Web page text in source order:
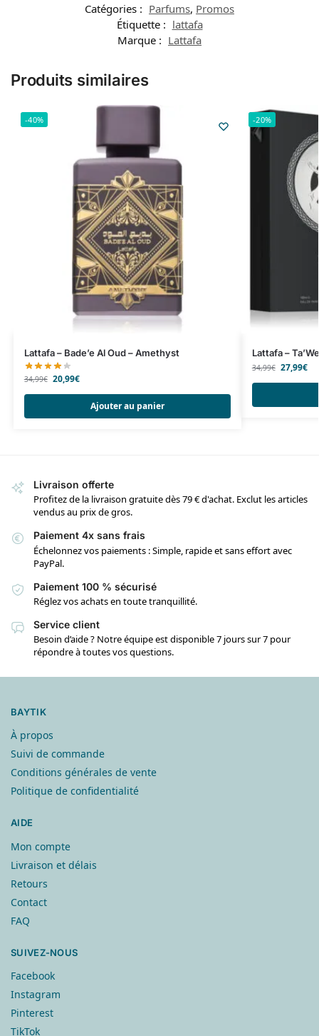
Catégories : Parfums, Promos
Étiquette : lattafa
Marque : Lattafa
Produits similaires
-40%
Lattafa – Bade’e Al Oud – Amethyst
34,99€ 20,99€
Ajouter au panier
-20%
Lattafa –
34,99€ 27,99€
Livraison offerte
Profitez de la livraison gratuite dès 79 € d'achat. Exclut les articles
vendus au prix de gros.
Paiement 4x sans frais
Échelonnez vos paiements : Simple, rapide et sans effort avec
PayPal.
Paiement 100 % sécurisé
Réglez vos achats en toute tranquillité.
Service client
Besoin d’aide ? Notre équipe est disponible 7 jours sur 7 pour
répondre à toutes vos questions.
BAYTIK
À propos
Suivi de commande
Conditions générales de vente
Politique de confidentialité
AIDE
Mon compte
Livraison et délais
Retours
Contact
FAQ
SUIVEZ-NOUS
Facebook
Instagram
Pinterest
TikTok